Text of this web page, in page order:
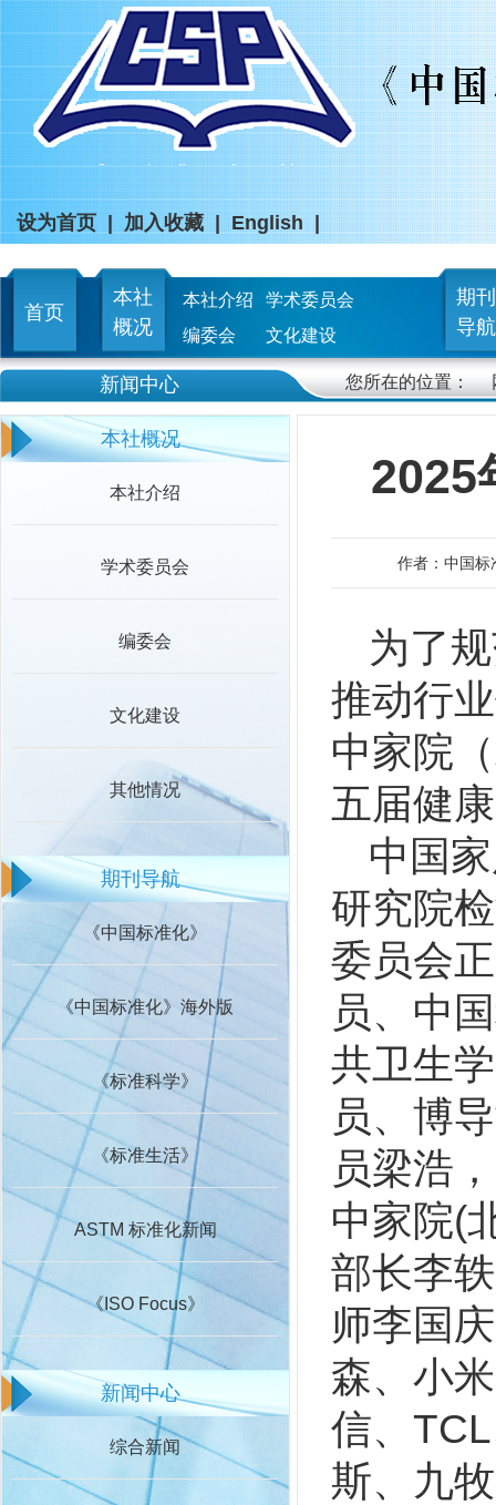
设为首页 加入收藏 English
首页
本社
概况
本社介绍
学术委员会
编委会
文化建设
期刊
导航
新闻中心 您所在的位置：
本社概况
本社介绍
学术委员会
编委会
文化建设
其他情况
期刊导航
《中国标准化》
《中国标准化》海外版
《标准科学》
《标准生活》
ASTM 标准化新闻
《ISO Focus》
新闻中心
综合新闻
2025
作者：中国标
为了
推动行
中家院
五届健
中国
研究院
委员会
员、中
共卫生
员、博
员梁浩
中家院(
部长李
师李国
森、小
信、
斯、九